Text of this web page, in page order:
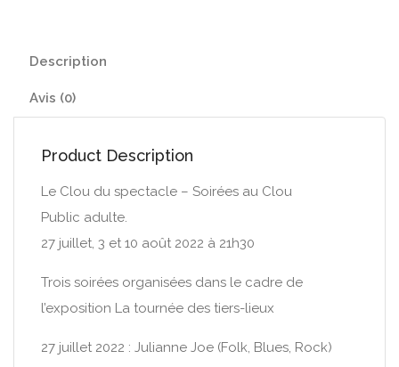
Description
Avis (0)
Product Description
Le Clou du spectacle – Soirées au Clou
Public adulte.
27 juillet, 3 et 10 août 2022 à 21h30
Trois soirées organisées dans le cadre de
l’exposition La tournée des tiers-lieux
27 juillet 2022 : Julianne Joe (Folk, Blues, Rock)